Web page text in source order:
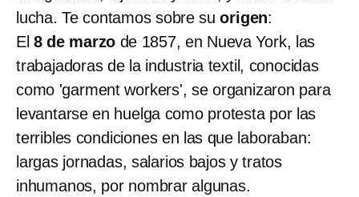
lucha. Te contamos sobre suorigen:
El 8 de marzo de 1857, en Nueva York, las
trabajadoras de la industria textil, conocidas
como 'garment workers', se organizaron para
levantarse en huelga como protesta por las
terribles condiciones en las que laboraban:
largas jornadas, salarios bajos y tratos
inhumanos, por nombrar algunas.